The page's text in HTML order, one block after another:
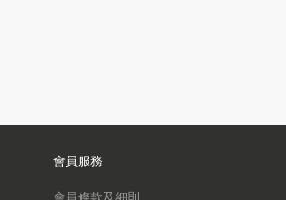
會員服務
會員條款及細則